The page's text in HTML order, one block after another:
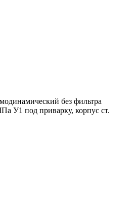
без фильтра
У1 под приварку, корпус ст.